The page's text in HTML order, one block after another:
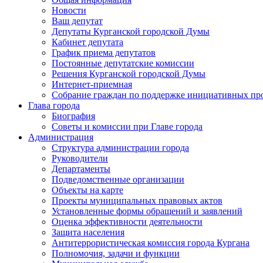
Новости
Ваш депутат
Депутаты Курганской городской Думы
Кабинет депутата
График приема депутатов
Постоянные депутатские комиссии
Решения Курганской городской Думы
Интернет-приемная
Собрание граждан по поддержке инициативных
Глава города
Биография
Советы и комиссии при Главе города
Администрация
Структура администрации города
Руководители
Департаменты
Подведомственные организации
Объекты на карте
Проекты муниципальных правовых актов
Установленные формы обращений и заявлений
Оценка эффективности деятельности
Защита населения
Антитеррористическая комиссия города Кургана
Полномочия, задачи и функции